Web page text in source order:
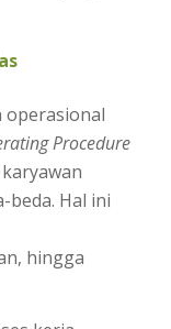
operasional
Procedure
beda. Hal ini
hingga